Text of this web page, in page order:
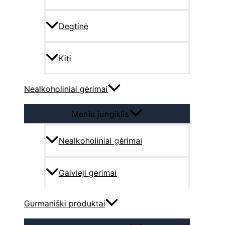
Degtinė
Kiti
Nealkoholiniai gėrimai
Meniu jungiklis
Nealkoholiniai gėrimai
Gaivieji gėrimai
Gurmaniški produktai